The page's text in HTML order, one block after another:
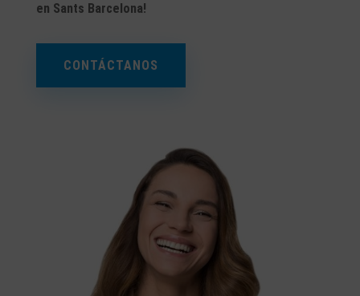
en Sants Barcelona!
CONTÁCTANOS